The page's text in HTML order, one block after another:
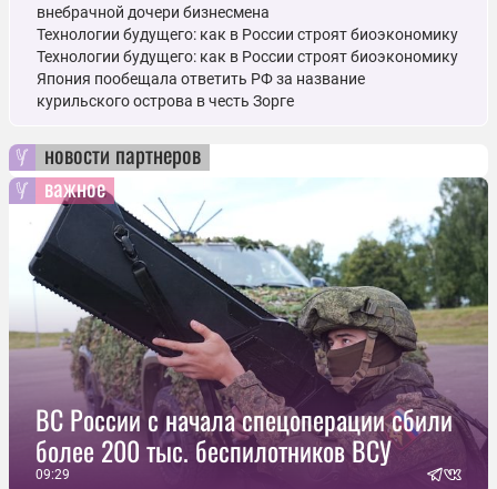
внебрачной дочери бизнесмена
Технологии будущего: как в России строят биоэкономику
Технологии будущего: как в России строят биоэкономику
Япония пообещала ответить РФ за название
курильского острова в честь Зорге
новости партнеров
важное
ВС России с начала спецоперации сбили
более 200 тыс. беспилотников ВСУ
09:29